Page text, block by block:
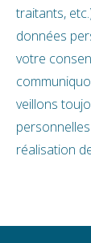
traitants,
données
votre
veillons
réalisation